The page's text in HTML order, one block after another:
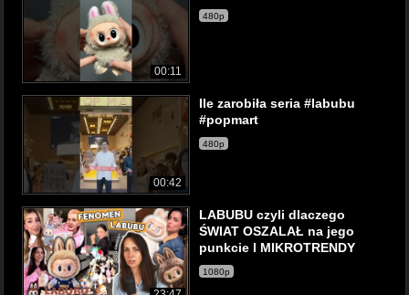
00:11
480p
00:42
Ile zarobiła seria #labubu
#popmart
480p
LABUBU czyli dlaczego
ŚWIAT OSZALAŁ na jego
punkcie l MIKROTRENDY
1080p